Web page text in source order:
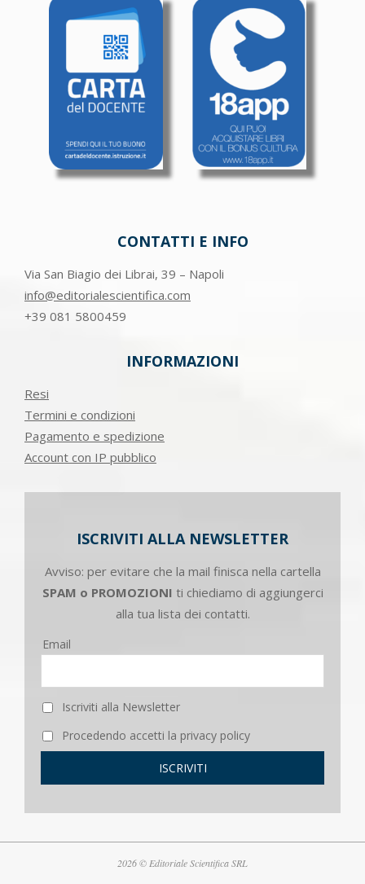
CONTATTI E INFO
Via San Biagio dei Librai, 39 – Napoli
info@editorialescientifica.com
+39 081 5800459
INFORMAZIONI
Resi
Termini e condizioni
Pagamento e spedizione
Account con IP pubblico
ISCRIVITI ALLA NEWSLETTER
Avviso: per evitare che la mail finisca nella cartella
SPAM o PROMOZIONI ti chiediamo di aggiungerci
alla tua lista dei contatti.
Email
Iscriviti alla Newsletter
Procedendo accetti la privacy policy
2026 © Editoriale Scientifica SRL